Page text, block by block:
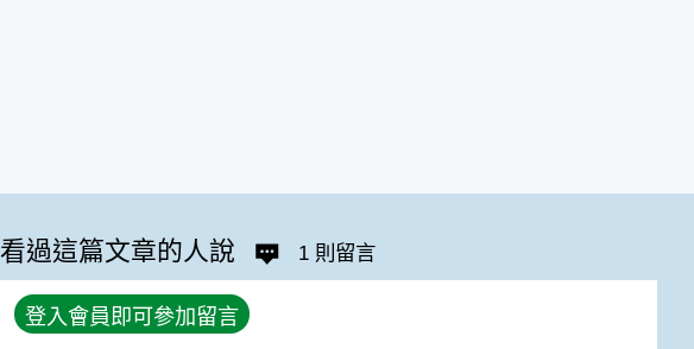
看過這篇文章的人說 1 則留言
登入會員即可參加留言